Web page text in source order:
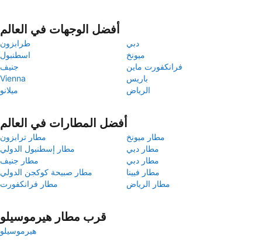
أفضل الوجهات في العالم
طرابزون
دبي
اسطنبول
ميونخ
جنيف
فرانكفورت ماين
Vienna
باريس
ميلانو
الرياض
أفضل المطارات في العالم
مطار ترابزون
مطار ميونخ
مطار إسطنبول الدولي
مطار دبي
مطار جنيف
مطار دبي
مطار صبيحة كوكجن الدولي
مطار فيينا
مطار فرانكفورت
مطار الرياض
قرب مطار هيرموسيلو
هيرموسيلو